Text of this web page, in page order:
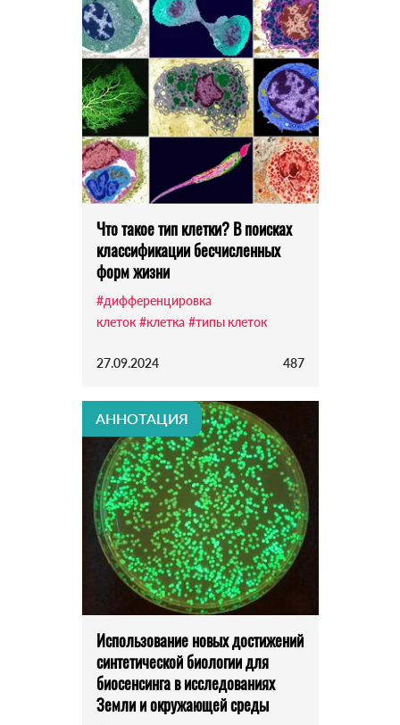
Что такое тип клетки? В поисках
классификации бесчисленных
форм жизни
#дифференцировка
клеток #клетка #типы клеток
27.09.2024 487
АННОТАЦИЯ
Использование новых достижений
синтетической биологии для
биосенсинга в исследованиях
Земли и окружающей среды